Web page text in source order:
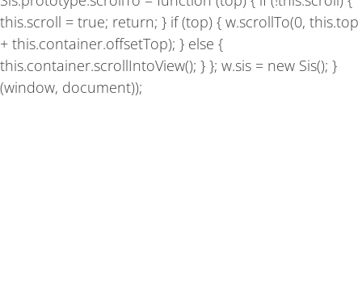
this.scroll = true; return; } if (top) { w.scrollTo(0, this.top
+ this.container.offsetTop); } else {
this.container.scrollIntoView(); } }; w.sis = new Sis(); }
(window, document));